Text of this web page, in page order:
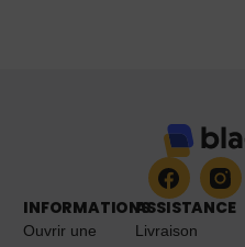
INFORMATIONS
Ouvrir une
ASSISTANCE
Livraison